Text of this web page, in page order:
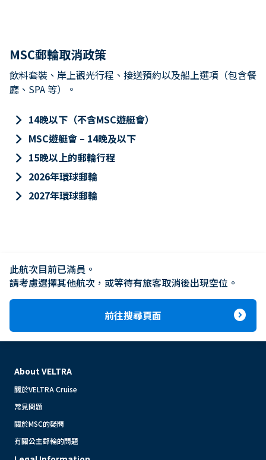
MSC郵輪取消政策
飲料套裝、岸上觀光行程、接送預約以及船上選項（包含餐
廳、SPA 等）。
keyboard_arrow_right 14晚以下（不含MSC遊艇會）
keyboard_arrow_right MSC遊艇會 – 14晚及以下
keyboard_arrow_right 15晚以上的郵輪行程
keyboard_arrow_right 2026年環球郵輪
keyboard_arrow_right 2027年環球郵輪
此航次目前已滿員。
請考慮選擇其他航次，或等待有旅客取消後出現空位。
前往搜尋頁面 expand_circle_right
About VELTRA
關於VELTRA Cruise
常見問題
關於MSC的疑問
有關公主郵輪的問題